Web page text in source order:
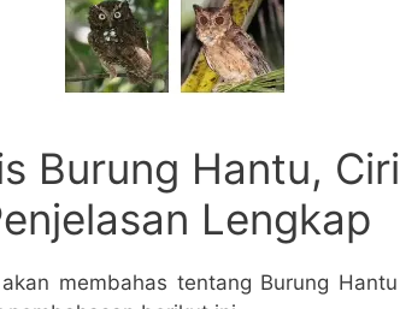
Burung Hantu,
Lengkap
membahas tentang Burung